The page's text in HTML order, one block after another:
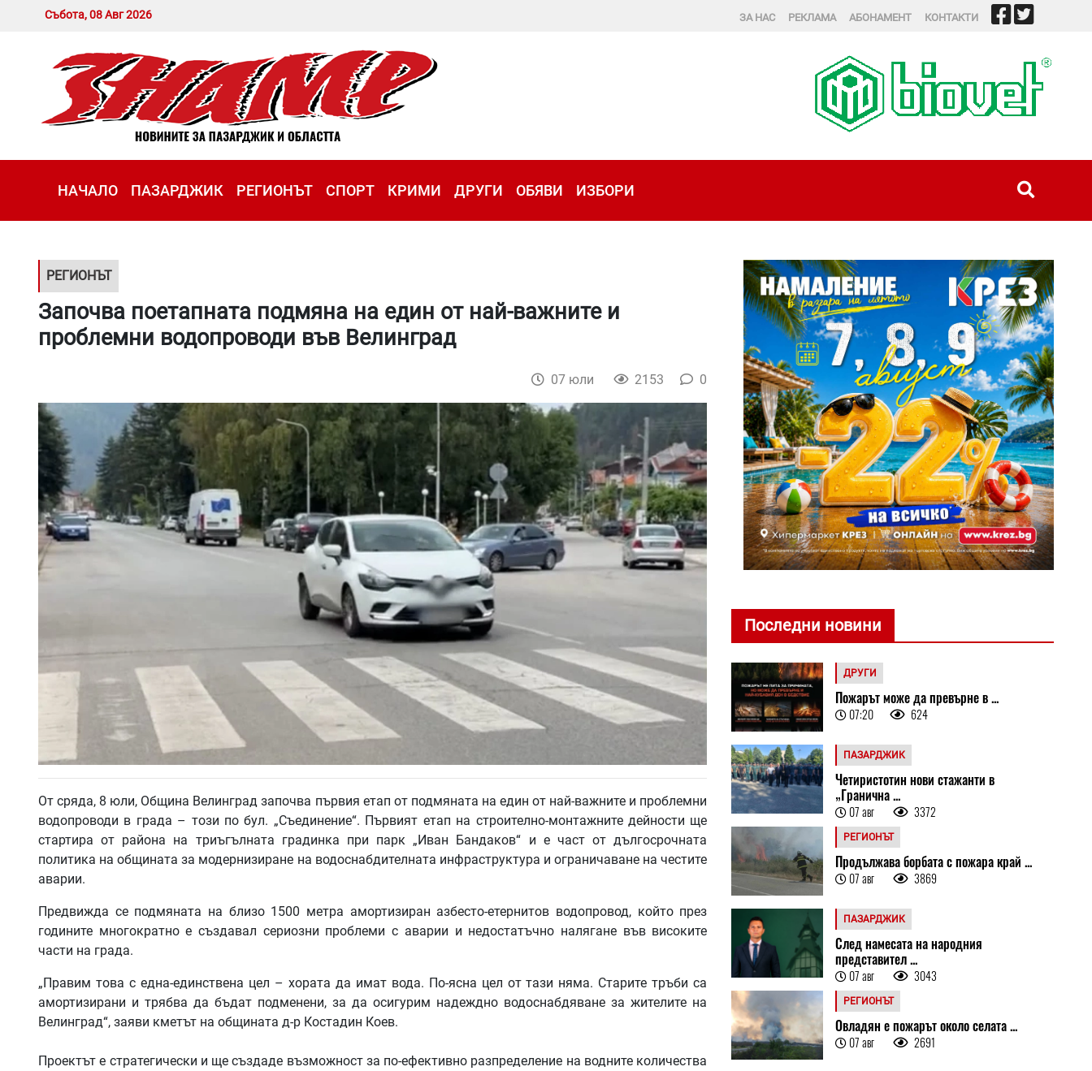
Събота, 08 Авг 2026 ЗА НАС РЕКЛАМА АБОНАМЕНТ КОНТАКТИ
НАЧАЛО ПАЗАРДЖИК РЕГИОНЪТ СПОРТ КРИМИ ДРУГИ ОБЯВИ ИЗБОРИ
РЕГИОНЪТ
Започва поетапната подмяна на един от най-важните и
проблемни водопроводи във Велинград
07 юли 2153 0
От сряда, 8 юли, Община Велинград започва първия етап от подмяната на един от най-важните и проблемни
водопроводи в града – този по бул. „Съединение“. Първият етап на строително-монтажните дейности ще
стартира от района на триъгълната градинка при парк „Иван Бандаков“ и е част от дългосрочната
политика на общината за модернизиране на водоснабдителната инфраструктура и ограничаване на честите
аварии.
Предвижда се подмяната на близо 1500 метра амортизиран азбесто-етернитов водопровод, който през
годините многократно е създавал сериозни проблеми с аварии и недостатъчно налягане във високите
части на града.
„Правим това с една-единствена цел – хората да имат вода. По-ясна цел от тази няма. Старите тръби са
амортизирани и трябва да бъдат подменени, за да осигурим надеждно водоснабдяване за жителите на
Велинград“, заяви кметът на общината д-р Костадин Коев.
Проектът е стратегически и ще създаде възможност за по-ефективно разпределение на водните количества
Последни новини
ДРУГИ
Пожарът може да превърне в ...
07:20 624
ПАЗАРДЖИК
Четиристотин нови стажанти в
„Гранична ...
07 авг 3372
РЕГИОНЪТ
Продължава борбата с пожара край ...
07 авг 3869
ПАЗАРДЖИК
След намесата на народния
представител ...
07 авг 3043
РЕГИОНЪТ
Овладян е пожарът около селата ...
07 авг 2691